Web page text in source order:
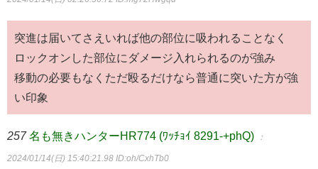
突進は届いてさえいれば他の部位に吸われることなく
ロックオンした部位にダメージ入れられるのが強み
移動の必要もなくただ殴るだけなら普通に突いた方が強
い印象
257 名も無きハンターHR774 (ﾜｯﾁｮｲ 8291-+phQ) ：
2024/01/14(日) 15:40:21.98 ID:oh/CxhTb0